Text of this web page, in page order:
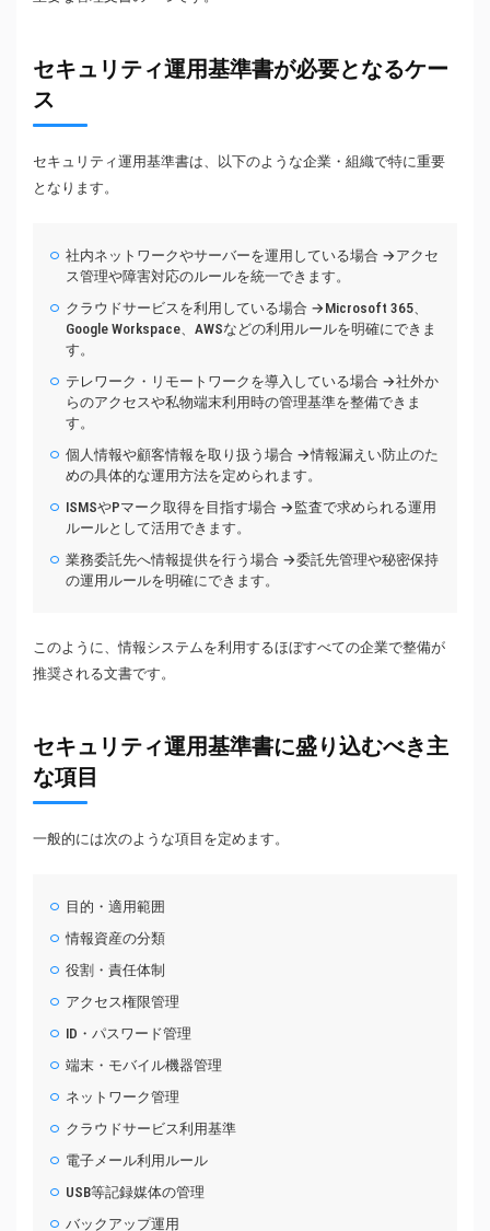
セキュリティ運用基準書が必要となるケー
ス
セキュリティ運用基準書は、以下のような企業・組織で特に重要
となります。
社内ネットワークやサーバーを運用している場合 →アクセ
ス管理や障害対応のルールを統一できます。
クラウドサービスを利用している場合 →Microsoft 365、
Google Workspace、AWSなどの利用ルールを明確にできま
す。
テレワーク・リモートワークを導入している場合 →社外か
らのアクセスや私物端末利用時の管理基準を整備できま
す。
個人情報や顧客情報を取り扱う場合 →情報漏えい防止のた
めの具体的な運用方法を定められます。
ISMSやPマーク取得を目指す場合 →監査で求められる運用
ルールとして活用できます。
業務委託先へ情報提供を行う場合 →委託先管理や秘密保持
の運用ルールを明確にできます。
このように、情報システムを利用するほぼすべての企業で整備が
推奨される文書です。
セキュリティ運用基準書に盛り込むべき主
な項目
一般的には次のような項目を定めます。
目的・適用範囲
情報資産の分類
役割・責任体制
アクセス権限管理
ID・パスワード管理
端末・モバイル機器管理
ネットワーク管理
クラウドサービス利用基準
電子メール利用ルール
USB等記録媒体の管理
バックアップ運用